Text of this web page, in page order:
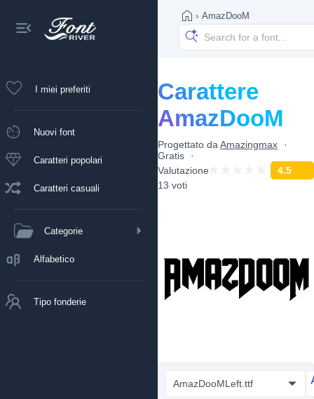
I miei preferiti
Nuovi font
Caratteri popolari
Caratteri casuali
Categorie
Alfabetico
Tipo fonderie
› AmazDooM
Carattere
AmazDooM
Progettato da Amazingmax
Gratis
Valutazione
4.5
13 voti
AmazDooMLeft.ttf